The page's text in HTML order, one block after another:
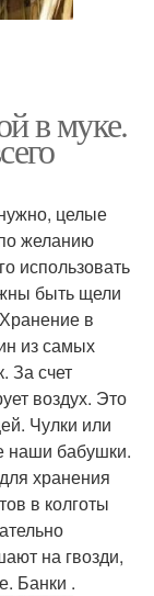
в муке.
целые
желанию
использовать
быть щели
в
из самых
За счет
воздух. Это
Чулки или
наши бабушки.
хранения
в колготы
на гвозди,
Банки .